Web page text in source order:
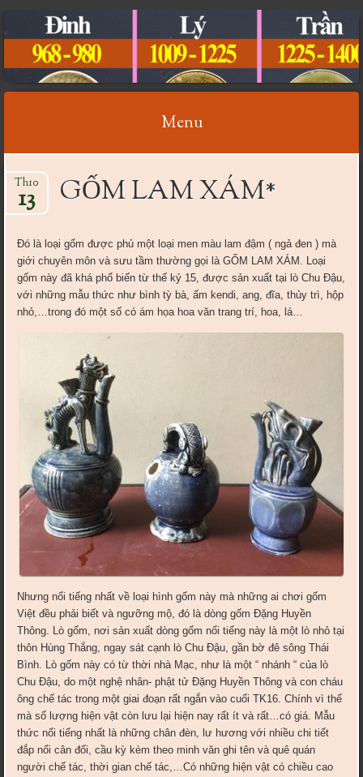
CỔ VẬT VIỆT NAM
Menu
to
content
GỐM LAM XÁM*
Th10
13
Đó là loại gốm được phủ một loại men màu lam đậm ( ngả đen ) mà
giới chuyên môn và sưu tầm thường gọi là GỐM LAM XÁM. Loại
gốm này đã khá phổ biến từ thế kỷ 15, được sản xuất tại lò Chu Đậu,
với những mẫu thức như bình tỳ bà, ấm kendi, ang, đĩa, thủy trì, hộp
nhỏ,…trong đó một số có ám họa hoa văn trang trí, hoa, lá…
Nhưng nổi tiếng nhất về loại hình gốm này mà những ai chơi gốm
Việt đều phải biết và ngưỡng mộ, đó là dòng gốm Đặng Huyền
Thông. Lò gốm, nơi sản xuất dòng gốm nổi tiếng này là một lò nhỏ tại
thôn Hùng Thắng, ngay sát cạnh lò Chu Đậu, gần bờ đê sông Thái
Bình. Lò gốm này có từ thời nhà Mạc, như là một “ nhánh “ của lò
Chu Đậu, do một nghệ nhân- phật tử Đặng Huyền Thông và con cháu
ông chế tác trong một giai đoạn rất ngắn vào cuối TK16. Chính vì thế
mà số lượng hiện vật còn lưu lại hiện nay rất ít và rất…có giá. Mẫu
thức nổi tiếng nhất là những chân đèn, lư hương với nhiều chi tiết
đắp nổi cân đối, cầu kỳ kèm theo minh văn ghi tên và quê quán
người chế tác, thời gian chế tác,…Có những hiện vật có chiều cao